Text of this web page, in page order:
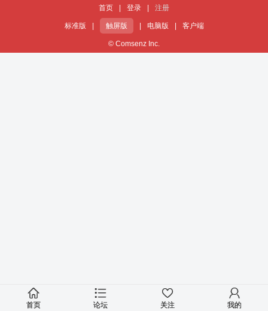
首页 登录 注册
标准版 触屏版 电脑版 客户端
© Comsenz Inc.
首页 论坛 关注 我的